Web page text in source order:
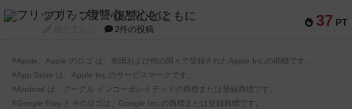
37 PT
フリップ７：復讐心とともに
2件の投稿
※Apple、Apple のロゴ は、米国および他の国々で登録されたApple Inc.の商標です。
※App Store は、Apple Inc.のサービスマークです。
※Android は、グーグル インコーポレイテッドの商標または登録商標です。
※Google Play とそのロゴは、Google Inc.の商標または登録商標です。